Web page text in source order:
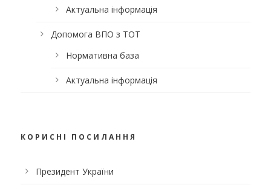
Актуальна інформація
Допомога ВПО з ТОТ
Нормативна база
Актуальна інформація
КОРИСНІ ПОСИЛАННЯ
Президент України